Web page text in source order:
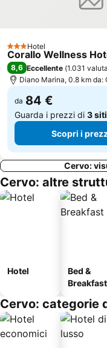
Le Calandre
Turista protagonista
Grotta di Bossea
Mercato di Ventimiglia
3 StelleHotel
Corallo Wellness
8,6 Eccellente (1.031
Diano Marina, 0.8 km da:
da 84 €
Guarda i prezzi di 3 siti
Scopri i
Cervo:
Cervo: altre
Hotel
Bed &
Breakfast
Cervo: categorie